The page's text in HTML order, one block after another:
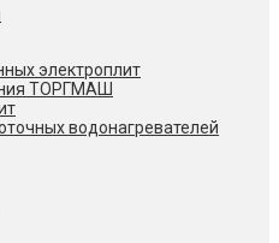
электроплит
ТОРГМАШ
водонагревателей